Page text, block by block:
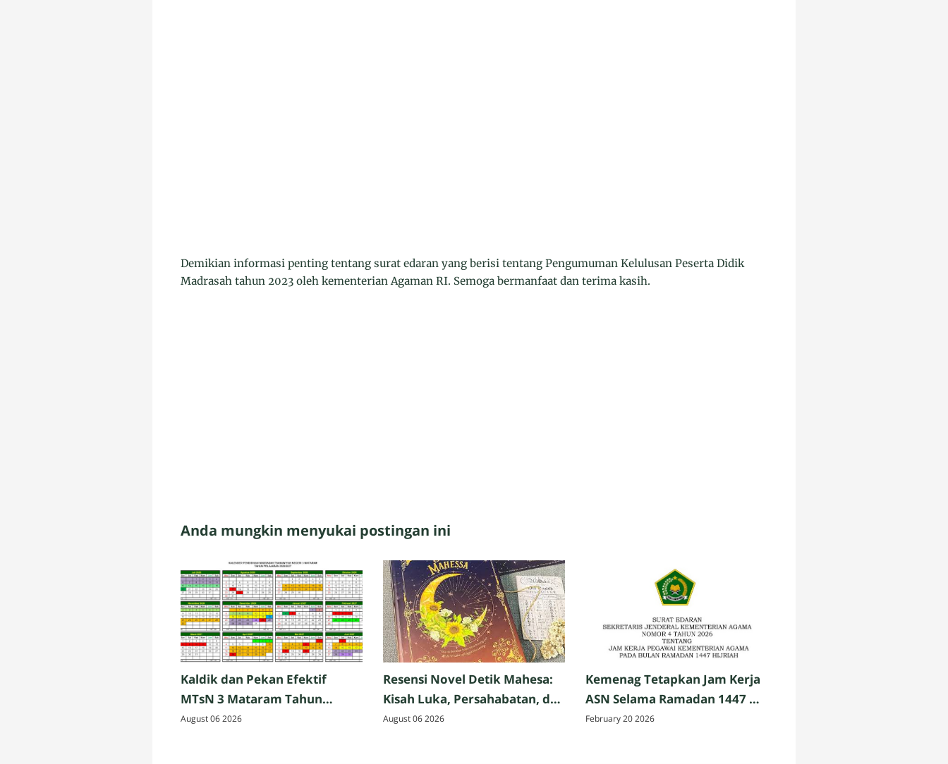
Demikian informasi penting tentang surat edaran yang berisi tentang Pengumuman Kelulusan Peserta Didik
Madrasah tahun 2023 oleh kementerian Agaman RI. Semoga bermanfaat dan terima kasih.
Anda mungkin menyukai postingan ini
Kaldik dan Pekan Efektif
MTsN 3 Mataram Tahun
Pelajaran 2026/2027
August 06 2026
Resensi Novel Detik Mahesa:
Kisah Luka, Persahabatan, dan
Harapan
August 06 2026
Kemenag Tetapkan Jam Kerja
ASN Selama Ramadan 1447 H,
Ini Rinciannya
February 20 2026